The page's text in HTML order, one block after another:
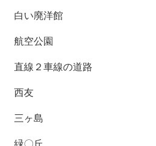
白い廃洋館
航空公園
直線２車線の道路
西友
三ヶ島
緑〇丘